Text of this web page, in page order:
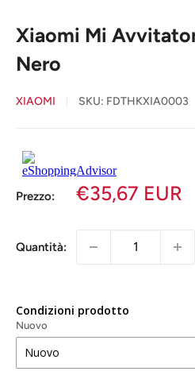
Xiaomi Mi
Nero
XIAOMI SKU: FDTHKXIA0003
Prezzo: €35,67 EUR
Quantità:
Condizioni prodotto
Nuovo